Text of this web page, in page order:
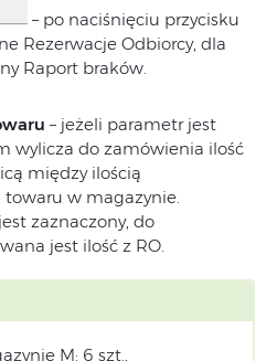
– po naciśnięciu przycisku
Rezerwacje Odbiorcy, dla
Raport braków.
– jeżeli parametr jest
wylicza do zamówienia ilość
między ilością
towaru w magazynie.
zaznaczony, do
jest ilość z RO.
M: 6 szt.,